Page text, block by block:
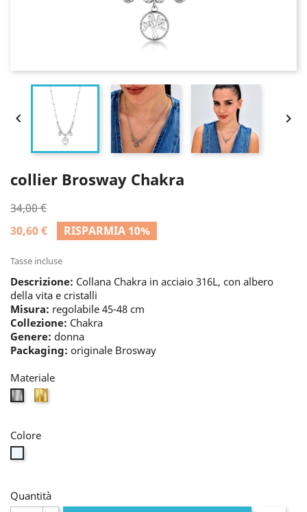
 
collier Brosway Chakra
34,00 €
30,60 €
RISPARMIA 10%
Tasse incluse
Descrizione: Collana Chakra in acciaio 316L, con albero
della vita e cristalli
Misura: regolabile 45-48 cm
Collezione: Chakra
Genere: donna
Packaging: originale Brosway
Materiale
bianco
Colore
Quantità